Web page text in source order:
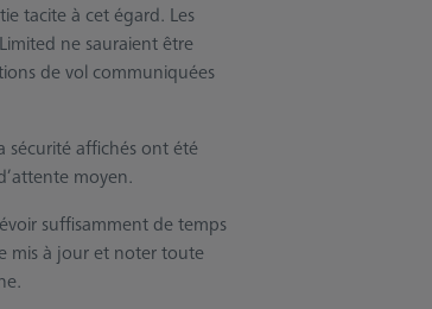
tacite à cet égard. Les
ne sauraient être
de vol communiquées
sécurité affichés ont été
moyen.
suffisamment de temps
mis à jour et noter toute